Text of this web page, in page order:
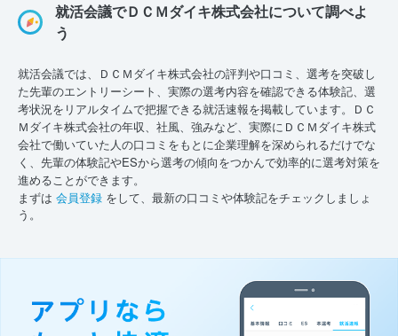
就活会議でＤＣＭダイキ株式会社について調べよ
う
就活会議では、ＤＣＭダイキ株式会社の評判や口コミ、選考を突破し
た先輩のエントリーシート、実際の選考内容を確認できる体験記、選
考状況をリアルタイムで把握できる就活速報を掲載しています。ＤＣ
Ｍダイキ株式会社の年収、社風、強みなど、実際にＤＣＭダイキ株式
会社で働いていた人の口コミをもとに企業理解を深められるだけでな
く、先輩の体験記やESから選考の傾向をつかんで効率的に選考対策を
進めることができます。
まずは 会員登録 をして、最新の口コミや体験記をチェックしましょ
う。